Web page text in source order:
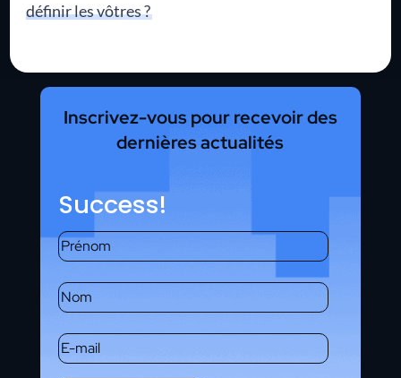
définir les vôtres ?
Inscrivez-vous pour recevoir des
dernières actualités
Success!